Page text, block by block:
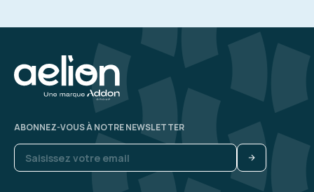
ABONNEZ-VOUS À NOTRE NEWSLETTER